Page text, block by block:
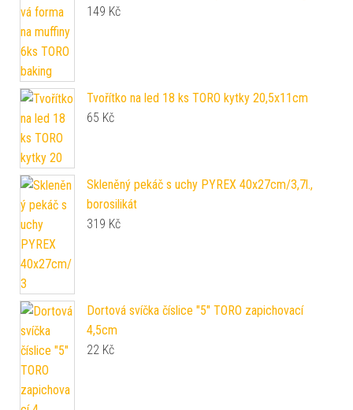
149 Kč
Tvořítko na led 18 ks TORO kytky 20,5x11cm
65 Kč
Skleněný pekáč s uchy PYREX 40x27cm/3,7l.,
borosilikát
319 Kč
Dortová svíčka číslice "5" TORO zapichovací
4,5cm
22 Kč